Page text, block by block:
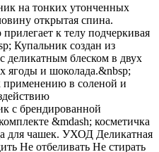
на тонких утонченных
открытая спина.
к телу подчеркивая
Купальник создан из
деликатным блеском в двух
ягоды и шоколада.&nbsp;
применению в соленой и
с брендированной
&mdash; косметичка
для чашек. УХОД Деликатная
Не отбеливать Не стирать